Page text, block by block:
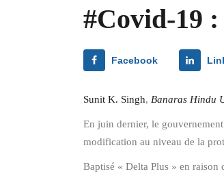
#Covid-19 :
Facebook
Sunit K. Singh, Banaras Hindu
En juin dernier, le
modification au niveau de la
Baptisé « Delta Plus » en